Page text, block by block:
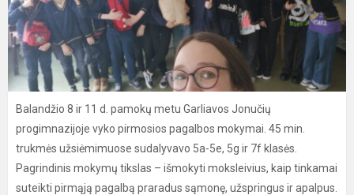
Balandžio 8 ir 11 d. pamokų metu Garliavos Jonučių
progimnazijoje vyko pirmosios pagalbos mokymai. 45 min.
trukmės užsiėmimuose sudalyvavo 5a-5e, 5g ir 7f klasės.
Pagrindinis mokymų tikslas – išmokyti moksleivius, kaip tinkamai
suteikti pirmąją pagalbą praradus sąmonę, užspringus ir apalpus.